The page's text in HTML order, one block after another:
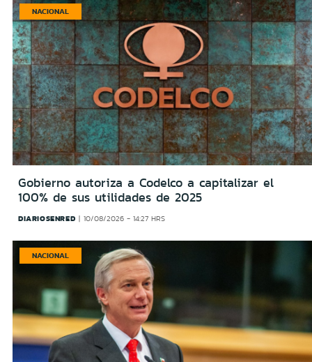
NACIONAL
Gobierno autoriza a Codelco a capitalizar el
100% de sus utilidades de 2025
DIARIOSENRED 10/08/2026 - 14:27 HRS
NACIONAL